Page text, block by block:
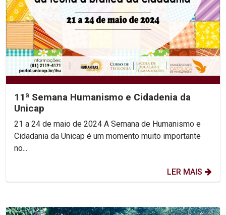
11ª Semana Humanismo e Cidadenia da
Unicap
21 a 24 de maio de 2024 A Semana de Humanismo e
Cidadania da Unicap é um momento muito importante
no...
LER MAIS